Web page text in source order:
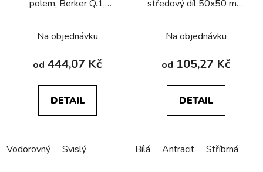
polem, Berker Q.1,
Na objednávku
od 444,07 Kč
DETAIL
Vodorovný Svislý
středový díl 50x50 mm
Na objednávku
od 105,27 Kč
DETAIL
Bílá Antracit Stříbrná